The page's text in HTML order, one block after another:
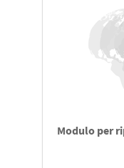
Modulo per